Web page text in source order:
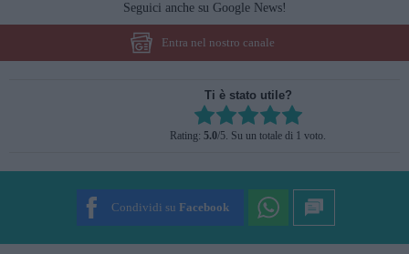
Seguici anche su Google News!
Entra nel nostro canale
Ti è stato utile?
Rate this item:
SUBMIT RATING
Rating: 5.0/5. Su un totale di 1 voto.
Condividi su Facebook